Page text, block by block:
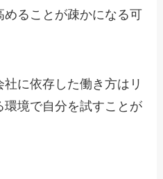
めることが疎かになる可
に依存した働き方はリ
環境で自分を試すことが